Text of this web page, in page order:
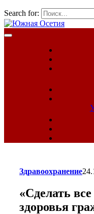
Search for:
Здравоохранение
«Сделать
здоровья